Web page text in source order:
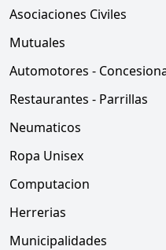
Asociaciones Civiles
Mutuales
Automotores -
Restaurantes - Parrillas
Neumaticos
Ropa Unisex
Computacion
Herrerias
Municipalidades